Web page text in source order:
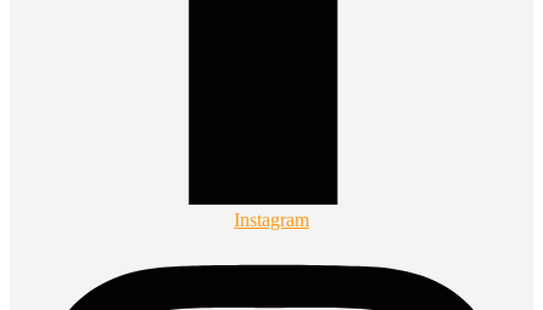
Instagram